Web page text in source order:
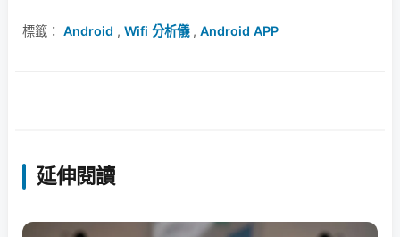
標籤： Android , Wifi 分析儀, Android APP
延伸閱讀